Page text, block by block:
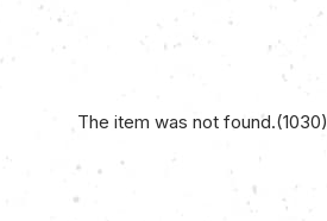
The item was not found.(1030)